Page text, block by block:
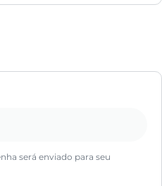
será enviado para seu